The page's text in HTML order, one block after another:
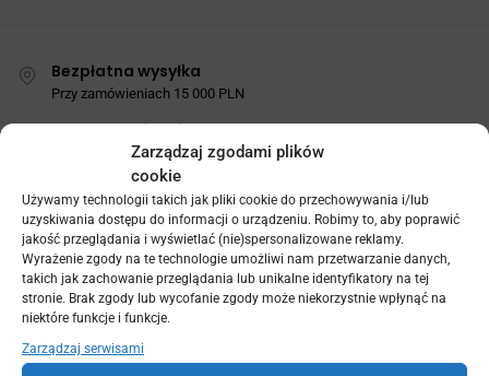
Zarządzaj zgodami plików
cookie
Używamy technologii takich jak pliki cookie do przechowywania i/lub
uzyskiwania dostępu do informacji o urządzeniu. Robimy to, aby poprawić
jakość przeglądania i wyświetlać (nie)spersonalizowane reklamy.
Wyrażenie zgody na te technologie umożliwi nam przetwarzanie danych,
takich jak zachowanie przeglądania lub unikalne identyfikatory na tej
stronie. Brak zgody lub wycofanie zgody może niekorzystnie wpłynąć na
niektóre funkcje i funkcje.
Zarządzaj serwisami
Bezpłatna wysyłka
Przy zamówieniach 15 000 PLN
Szybka realizacja
Wysyłka od 2 do 21 dni roboczych
Dostawy zagraniczne
Oferta dla krajów UE
Bezpieczne płatności
PayPal / MasterCard / Visa